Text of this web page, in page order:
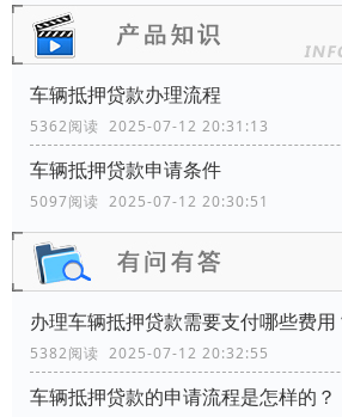
车辆抵押贷款办理流程
5362阅读 2025-07-12 20:31:13
车辆抵押贷款申请条件
5097阅读 2025-07-12 20:30:51
办理车辆抵押贷款需要支付哪些费用
5382阅读 2025-07-12 20:32:55
车辆抵押贷款的申请流程是怎样的？